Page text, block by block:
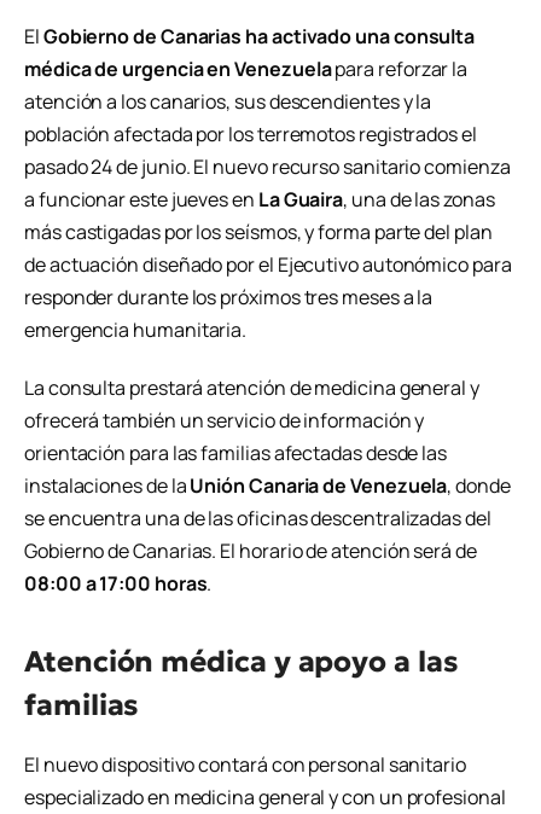
ElGobierno de Canarias ha activado una consulta
médica de urgencia en Venezuelapara reforzar la
atención a los canarios, sus descendientes y la
población afectada por los terremotos registrados el
pasado 24 de junio. El nuevo recurso sanitario comienza
a funcionar este jueves en La Guaira, una de las zonas
más castigadas por los seísmos, y forma parte del plan
de actuación diseñado por el Ejecutivo autonómico para
responder durante los próximos tres meses a la
emergencia humanitaria.
La consulta prestará atención de medicina general y
ofrecerá también un servicio de información y
orientación para las familias afectadas desde las
instalaciones de laUnión Canaria de Venezuela, donde
se encuentra una de las oficinas descentralizadas del
Gobierno de Canarias. El horario de atención será de
08:00 a 17:00 horas.
Atención médica y apoyo a las
familias
El nuevo dispositivo contará con personal sanitario
especializado en medicina general y con un profesional